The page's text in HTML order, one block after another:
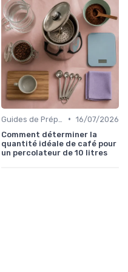
• 16/07/2026
Comment déterminer la
quantité idéale de café pour
un percolateur de 10 litres